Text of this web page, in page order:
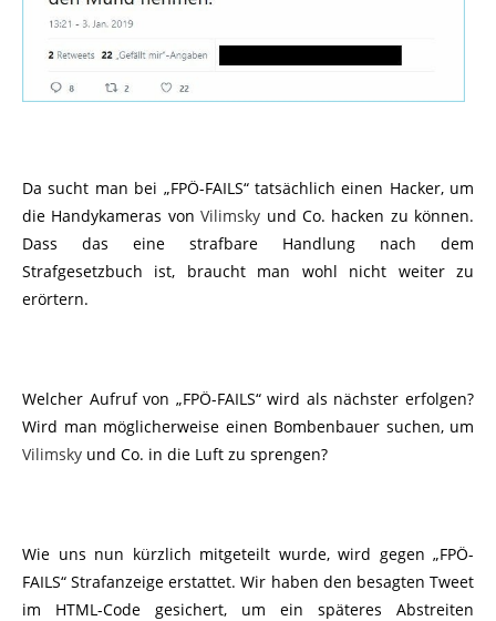
Da sucht man bei „FPÖ-FAILS“ tatsächlich einen Hacker, um
die Handykameras vonVilimsky und Co. hacken zu können.
Dass das eine strafbare Handlung nach dem
Strafgesetzbuch ist, braucht man wohl nicht weiter zu
erörtern.
Welcher Aufruf von „FPÖ-FAILS“ wird als nächster erfolgen?
Wird man möglicherweise einen Bombenbauer suchen, um
Vilimsky und Co. in die Luft zu sprengen?
Wie uns nun kürzlich mitgeteilt wurde, wird gegen „FPÖ-
FAILS“ Strafanzeige erstattet. Wir haben den besagten Tweet
im HTML-Code gesichert, um ein späteres Abstreiten